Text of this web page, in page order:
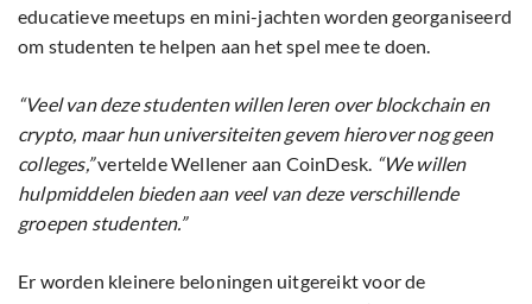
educatieve meetups en mini-jachten worden georganiseerd
om studenten te helpen aan het spel mee te doen.
“Veel van deze studenten willen leren over blockchain en
crypto, maar hun universiteiten gevem hierover nog geen
colleges,”vertelde Wellener aan CoinDesk. “We willen
hulpmiddelen bieden aan veel van deze verschillende
groepen studenten.”
Er worden kleinere beloningen uitgereikt voor de